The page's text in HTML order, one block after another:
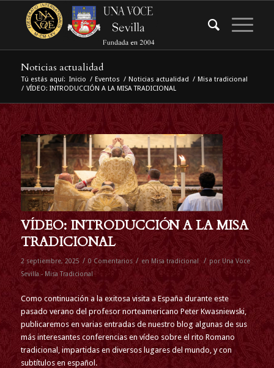
Noticias actualidad
Tú estás aquí: Inicio / Eventos / Noticias actualidad / Misa tradicional
/ VÍDEO: INTRODUCCIÓN A LA MISA TRADICIONAL
VÍDEO: INTRODUCCIÓN A LA MISA
TRADICIONAL
2 septiembre, 2025 / 0 Comentarios / en Misa tradicional / por Una Voce
Sevilla - Misa Tradicional
Como continuación a la exitosa visita a España durante este
pasado verano del profesor norteamericano Peter Kwasniewski,
publicaremos en varias entradas de nuestro blog algunas de sus
más interesantes conferencias en vídeo sobre el rito Romano
tradicional, impartidas en diversos lugares del mundo, y con
subtítulos en español.